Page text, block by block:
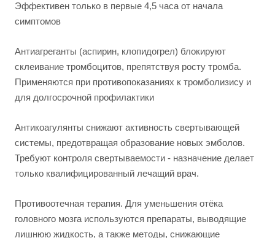
Эффективен только в первые 4,5 часа от начала
симптомов
Антиагреганты (аспирин, клопидогрел) блокируют
склеивание тромбоцитов, препятствуя росту тромба.
Применяются при противопоказаниях к тромболизису и
для долгосрочной профилактики
Антикоагулянты снижают активность свертывающей
системы, предотвращая образование новых эмболов.
Требуют контроля свертываемости - назначение делает
только квалифицированный лечащий врач.
Противоотечная терапия. Для уменьшения отёка
головного мозга используются препараты, выводящие
лишнюю жидкость, а также методы, снижающие